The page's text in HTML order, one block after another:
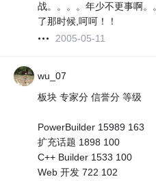
战。。。。年少不更事啊
了那时候,呵呵！！
2005-05-11
wu_07
板块 专家分 信誉分 等级
PowerBuilder 15989 163
扩充话题 1898 100
C++ Builder 1533 100
Web 开发 722 102